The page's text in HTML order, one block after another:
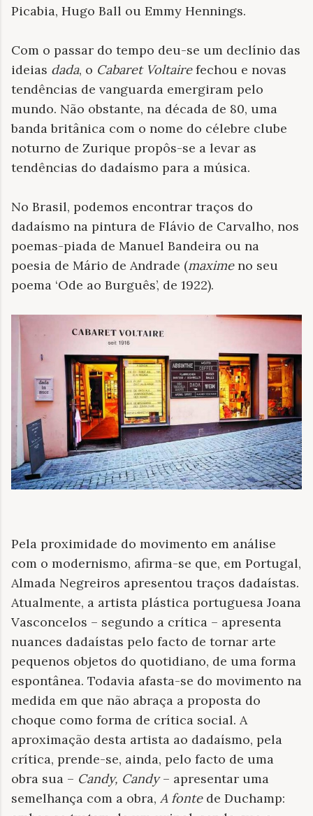
Picabia, Hugo Ball ou Emmy Hennings.
Com o passar do tempo deu-se um declínio das
ideias dada, o Cabaret Voltairefechou e novas
tendências de vanguarda emergiram pelo
mundo. Não obstante, na década de 80, uma
banda britânica com o nome do célebre clube
noturno de Zurique propôs-se a levar as
tendências do dadaísmo para a música.
No Brasil, podemos encontrar traços do
dadaísmo na pintura de Flávio de Carvalho, nos
poemas-piada de Manuel Bandeira ou na
poesia de Mário de Andrade (maximeno seu
poema ‘Ode ao Burguês’, de 1922).
Pela proximidade do movimento em análise
com o modernismo, afirma-se que, em Portugal,
Almada Negreiros apresentou traços dadaístas.
Atualmente, a artista plástica portuguesa Joana
Vasconcelos – segundo a crítica – apresenta
nuances dadaístas pelo facto de tornar arte
pequenos objetos do quotidiano, de uma forma
espontânea. Todavia afasta-se do movimento na
medida em que não abraça a proposta do
choque como forma de crítica social. A
aproximação desta artista ao dadaísmo, pela
crítica, prende-se, ainda, pelo facto de uma
obra sua – Candy, Candy– apresentar uma
semelhança com a obra, A fonte de Duchamp: